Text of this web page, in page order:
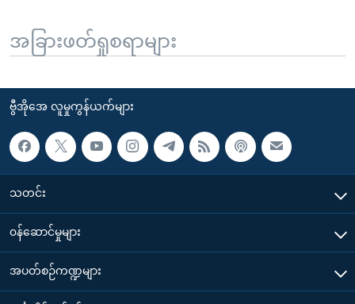
အခြားဖတ်ရှုစရာများ
ဗွီအိုအေ လူမှုကွန်ယက်များ
သတင်း
၀န်ဆောင်မှုများ
အပတ်စဉ်ကဏ္ဍများ